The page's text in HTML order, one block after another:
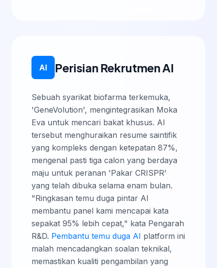
AI Perisian Rekrutmen AI
Sebuah syarikat biofarma terkemuka,
'GeneVolution', mengintegrasikan Moka
Eva untuk mencari bakat khusus. AI
tersebut menghuraikan resume saintifik
yang kompleks dengan ketepatan 87%,
mengenal pasti tiga calon yang berdaya
maju untuk peranan 'Pakar CRISPR'
yang telah dibuka selama enam bulan.
"Ringkasan temu duga pintar AI
membantu panel kami mencapai kata
sepakat 95% lebih cepat," kata Pengarah
R&D. Pembantu temu duga AI platform ini
malah mencadangkan soalan teknikal,
memastikan kualiti pengambilan yang